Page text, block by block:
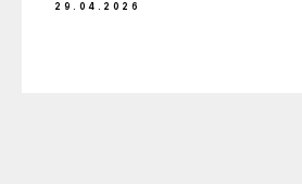
29.04.2026